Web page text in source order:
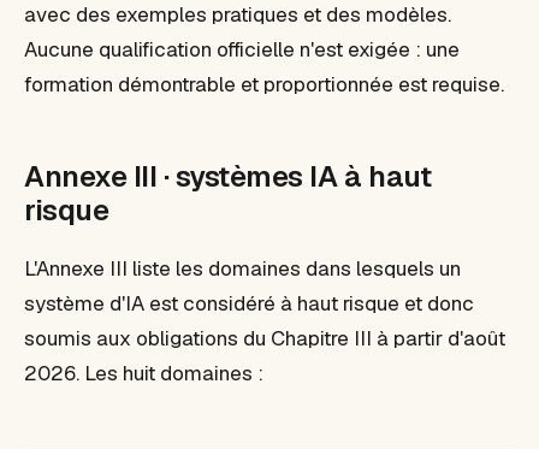
avec des exemples pratiques et des modèles.
Aucune qualification officielle n'est exigée : une
formation démontrable et proportionnée est requise.
Annexe III · systèmes IA à haut
risque
L'Annexe III liste les domaines dans lesquels un
système d'IA est considéré à haut risque et donc
soumis aux obligations du Chapitre III à partir d'août
2026. Les huit domaines :